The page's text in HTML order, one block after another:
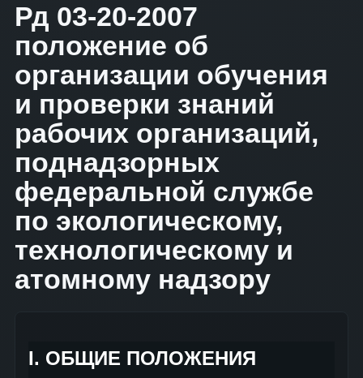
Рд 03-20-2007
положение об
организации обучения
и проверки знаний
рабочих организаций,
поднадзорных
федеральной службе
по экологическому,
технологическому и
атомному надзору
I. ОБЩИЕ ПОЛОЖЕНИЯ